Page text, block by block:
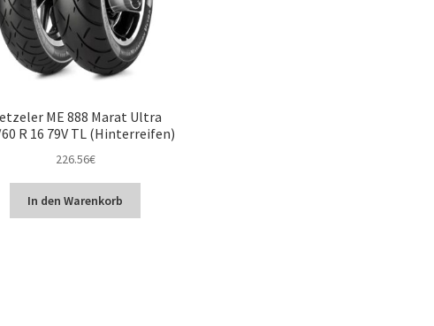
ME 888 Marat Ultra
R 16 79V TL (Hinterreifen)
226.56€
In den Warenkorb